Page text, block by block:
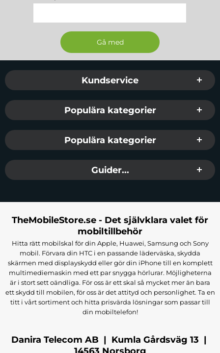
Sidfot Blandad info och länkar
Kundservice
Populära kategorier
Populära kategorier
Guider...
TheMobileStore.se - Det självklara valet för
mobiltillbehör
Hitta rätt mobilskal för din Apple, Huawei, Samsung och Sony
mobil. Förvara din HTC i en passande läderväska, skydda
skärmen med displayskydd eller gör din iPhone till en komplett
multimediemaskin med ett par snygga hörlurar. Möjligheterna
är i stort sett oändliga. För oss är ett skal så mycket mer än bara
ett skydd till mobilen, för oss är det attityd och personlighet. Ta en
titt i vårt sortiment och hitta prisvärda lösningar som passar till
din mobiltelefon!
Danira Telecom AB | Kumla Gårdsväg 13 |
14563 Norsborg